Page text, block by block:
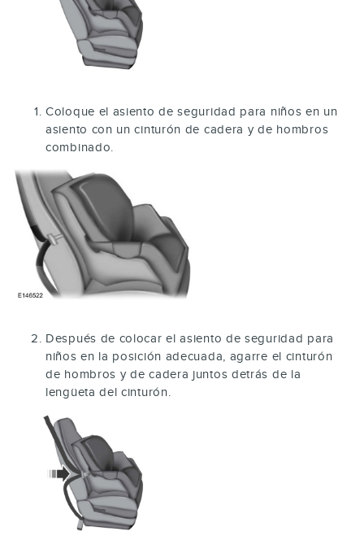
Coloque el asiento de seguridad para niños en un
asiento con un cinturón de cadera y de hombros
combinado.
Después de colocar el asiento de seguridad para
niños en la posición adecuada, agarre el cinturón
de hombros y de cadera juntos detrás de la
lengüeta del cinturón.